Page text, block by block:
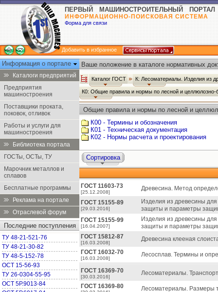
ПЕРВЫЙ МАШИНОСТРОИТЕЛЬНЫЙ ПОРТАЛ
ИНФОРМАЦИОННО-ПОИСКОВАЯ СИСТЕМА
Форма для связи
Добавить в избранное
Информация о портале
Каталоги предприятий
Предприятия
машиностроения
Поставщики проката,
поковок, отливок
Работы и услуги для
машиностроения
Библиотека портала
ГОСТы, ОСТы, ТУ
Марочник металлов и
сплавов
Бесплатные программы
Реклама на портале
Отраслевой форум
Последние поступления
ТУ 48-21-521-76
ТУ 48-21-30-82
ТУ 48-5-152-78
ОСТ 15-56-93
ТУ 26-0304-55-95
ОСТ 5Р.9013-84
Ваше положение в каталоге нормативных
Каталог ГОСТ К: Лесоматериалы. Изделия из
К0: Общие правила и нормы по лесной и
Общие правила и нормы по лесной и
ГОСТ
К00 - Термины и обозначения
К01 - Техническая документация
К02 - Нормы расчета и проектирования
Сортировка
ГОСТ 11603-73
[25.12.2008]
Древесина. Метод
ГОСТ 15155-89
[29.03.2016]
Изделия из древесины
защиты и параметры
ГОСТ 15155-99
[16.04.2007]
Изделия из древесины
защиты и параметры
ГОСТ 15812-87
[16.03.2008]
Древесина клееная
ГОСТ 16032-70
[16.03.2008]
Лесосплав. Термины и
ГОСТ 16369-70
[30.03.2016]
Лесоматериалы.
ГОСТ 16369-80
Лесоматериалы. Размеры